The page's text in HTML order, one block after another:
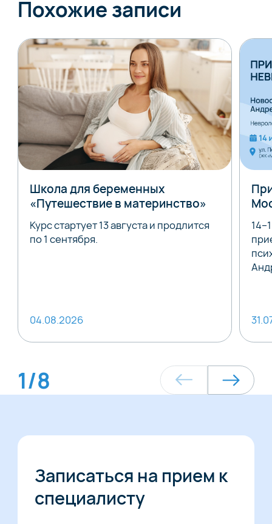
Похожие записи
Школа для беременных
«Путешествие в материнство»
Курс стартует 13 августа и продлится
по 1 сентября.
04.08.2026
1/8
Записаться на прием к
специалисту